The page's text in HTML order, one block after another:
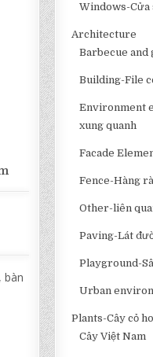
bàn
Windows-Cửa
Architecture
Barbecue
Building-File
Environment
xung quanh
Facade
Fence-Hàng
Other-liên
Paving-Lát
Playground-
Urban
Plants-Cây cỏ
Cây Việt Nam